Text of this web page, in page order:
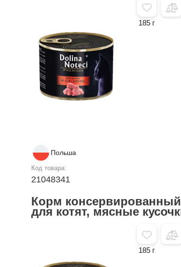
Польша
Код товара:
21048341
185 г
Корм
для котят, мясные
185 г